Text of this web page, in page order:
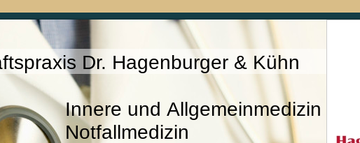
Dr. Hagenburger & Kühn
Allgemeinmedizin